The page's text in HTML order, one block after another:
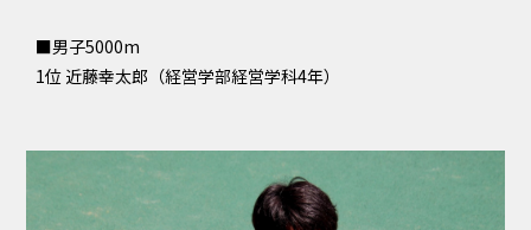
■男子5000m
1位 近藤幸太郎（経営学部経営学科4年）